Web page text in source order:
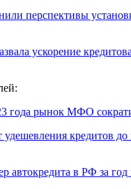
перспективы
ускорение
года рынок МФО
удешевления кредитов до
автокредита в РФ за